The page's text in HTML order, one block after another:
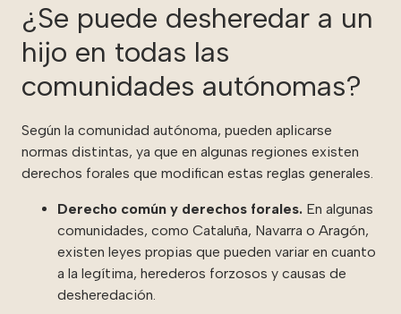
¿Se puede desheredar a un
hijo en todas las
comunidades autónomas?
Según la comunidad autónoma, pueden aplicarse
normas distintas, ya que en algunas regiones existen
derechos forales que modifican estas reglas generales.
Derecho común y derechos forales. En algunas
comunidades, como Cataluña, Navarra o Aragón,
existen leyes propias que pueden variar en cuanto
a la legítima, herederos forzosos y causas de
desheredación.